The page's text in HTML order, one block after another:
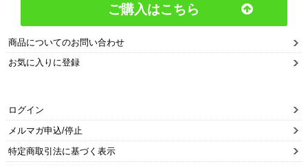
ご購入はこちら
商品についてのお問い合わせ
お気に入りに登録
ログイン
メルマガ申込/停止
特定商取引法に基づく表示